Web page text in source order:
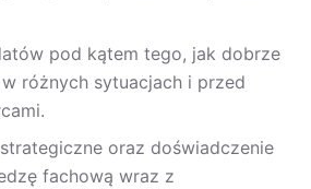
pod kątem tego, jak dobrze
różnych sytuacjach i przed
oraz doświadczenie
fachową wraz z